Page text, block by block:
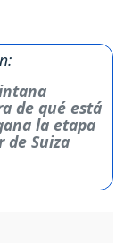
de qué está
la etapa
de Suiza